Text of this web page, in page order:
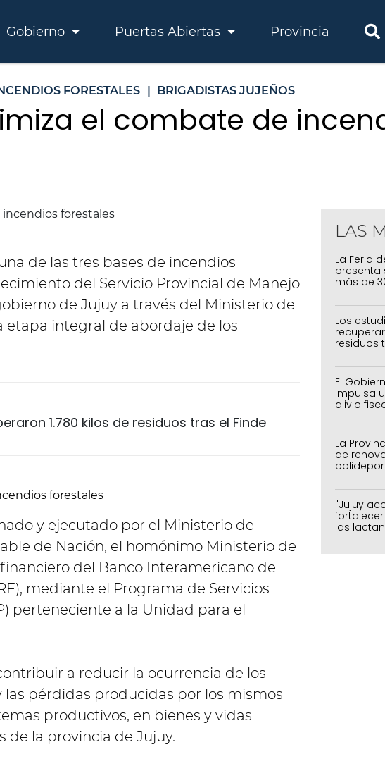
Gobierno Puertas Abiertas Provincia
FORESTALES | BRIGADISTAS JUJEÑOS
el combate de
de las tres bases de incendios
del Servicio Provincial de Manejo
de Jujuy a través del Ministerio de
integral de abordaje de los
1.780 kilos de residuos tras el Finde
forestales
y ejecutado por el Ministerio de
de Nación, el homónimo Ministerio de
del Banco Interamericano de
mediante el Programa de Servicios
perteneciente a la Unidad para el
a reducir la ocurrencia de los
las pérdidas producidas por los mismos
productivos, en bienes y vidas
de la provincia de Jujuy.
LAS
La Feria
presenta
más de
Los
residuos
El
impulsa
alivio
La
de
la capital
"Jujuy
las